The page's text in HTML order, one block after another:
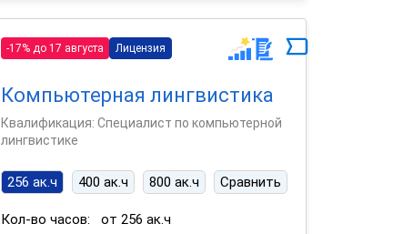
-17% до 17 августа Лицензия
Компьютерная лингвистика
Квалификация: Специалист по компьютерной
лингвистике
256 ак.ч 400 ак.ч 800 ак.ч Сравнить
Кол-во часов:
от 256 ак.ч